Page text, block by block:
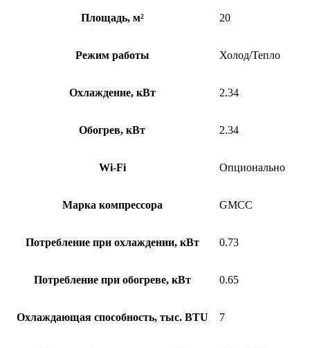
Площадь, м² 20
Режим работы Холод/Тепло
Охлаждение, кВт 2.34
Обогрев, кВт 2.34
Wi-Fi Опционально
Марка компрессора GMCC
Потребление при охлаждении, кВт 0.73
Потребление при обогреве, кВт 0.65
Охлаждающая способность, тыс. BTU 7